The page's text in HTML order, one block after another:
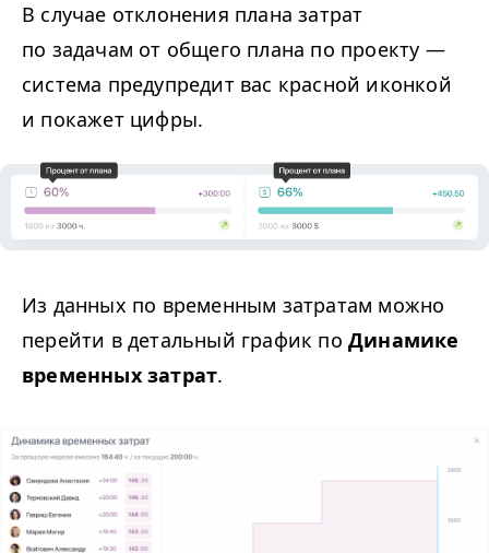
В случае отклонения плана затрат
по задачам от общего плана по проекту —
система предупредит вас красной иконкой
и покажет цифры.
Из данных по временным затратам можно
перейти в детальный график по Динамике
временных затрат.